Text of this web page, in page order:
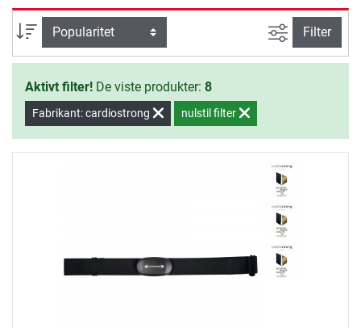
sortering Avanceret
Filter
Aktivt filter! De viste produkter: 8
Fabrikant: cardiostrong nulstil filter